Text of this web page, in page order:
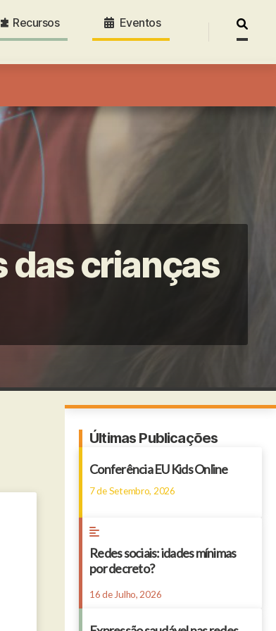
Recursos Eventos
por:
Technology sceurity Concept.
das crianças
Últimas Publicações
Conferência EU Kids Online
7 de Setembro, 2026
Redes sociais: idades mínimas
por decreto?
16 de Julho, 2026